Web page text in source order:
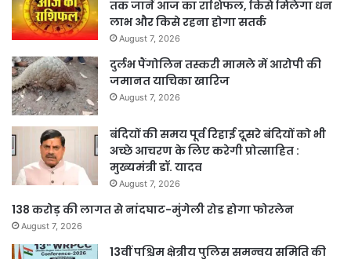
तक जानें आज का राशिफल, किसे मिलेगा धन
लाभ और किसे रहना होगा सतर्क
August 7, 2026
दुर्लभ पैंगोलिन तस्करी मामले में आरोपी की
जमानत याचिका खारिज
August 7, 2026
बंदियों की समय पूर्व रिहाई दूसरे बंदियों को भी
अच्छे आचरण के लिए करेगी प्रोत्साहित :
मुख्यमंत्री डॉ. यादव
August 7, 2026
138 करोड़ की लागत से नांदघाट-मुंगेली रोड होगा फोरलेन
August 7, 2026
13वीं पश्चिम क्षेत्रीय पुलिस समन्वय समिति की